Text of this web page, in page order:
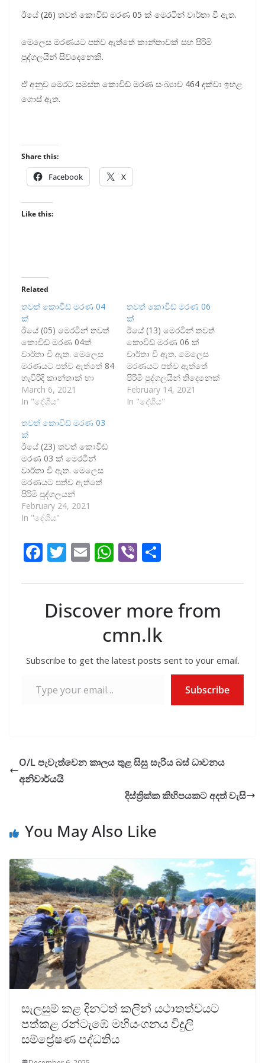
ඊයේ (26) තවත් කොවිඩ් මරණ 05 ක් මෙරටින් වාර්තා වී ඇත.
මෙලෙස මරණයට පත්ව ඇත්තේ කාන්තාවක් සහ පිරිමි
පුද්ගලයින් සිව්දෙනෙකි.
ඒ අනුව මෙරට සමස්ත කොවිඩ් මරණ සංඛ්‍යාව 464 දක්වා ඉහළ
ගොස් ඇත.
Share this:
Facebook X
Like this:
Related
තවත් කොවිඩ් මරණ 04
ක්
ඊයේ (05) මෙරටින් තවත්
කොවිඩ් මරණ 04ක්
වාර්තා වී ඇත. මෙලෙස
මරණයට පත්ව ඇත්තේ 84
හැවිරිදි කාන්තාක් හා
39,67 හා 81 හැවිරිදි පිරිමි
පුද්ගලයින් තිදෙනෙකි. ඒ
කොවිඩ් මරණ සංඛ්‍යාව
493 ක් දක්වා ඉහළ ගොස්
ඇත.
March 6, 2021
In "දේශීය"
තවත් කොවිඩ් මරණ 06
ක්
ඊයේ (13) මෙරටින් තවත්
කොවිඩ් මරණ 06 ක්
වාර්තා වී ඇත. මෙලෙස
මරණයට පත්ව ඇත්තේ
පිරිමි පුද්ගලයින් තිදෙනෙක්
සහ කාන්තාවන්
තිදෙනෙකි. ඒ අනුව මේ
February 14, 2021
In "දේශීය"
තවත් කොවිඩ් මරණ 03
ක්
ඊයේ (23) තවත් කොවිඩ්
මරණ 03 ක් මෙරටින්
වාර්තා වී ඇත. මෙලෙස
මරණයට පත්ව ඇත්තේ
පිරිමි පුද්ගලයන්
තිදෙනෙකි. ඒ අනුව මෙරට
සමස්ත කොවිඩ් මරණ
ගොස් ඇත.
February 24, 2021
In "දේශීය"
F
e
b
k
T
itt
er
E
ai
l
W
at
s
A
p
p
Vi
er ar
e
Discover more from
cmn.lk
Subscribe to get the latest posts sent to your email.
Subscribe
O/L පැවැත්වෙන කාලය තුළ සිසු සැරිය බස් ධාවනය
අනිවාර්යයි
දිස්ත්‍රික්ක කිහිපයකට අදත් වැසි
You May Also Like
සැලසුම් කළ දිනටත් කලින් යථාතත්වයට
පත්කළ රන්ටැඹේ මහියංගනය විදුලි
සම්ප්‍රේෂණ පද්ධතිය